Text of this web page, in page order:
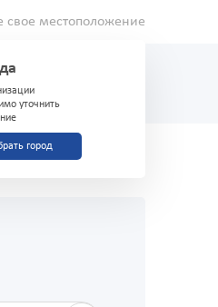
свое местоположение
уточнить
город